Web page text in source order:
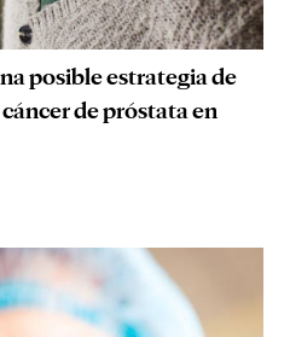
posible estrategia de
de próstata en